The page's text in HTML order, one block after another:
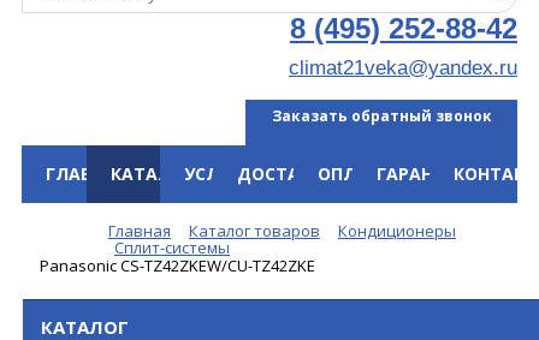
8 (495) 252-88-42
climat21veka@yandex.ru
Заказать обратный звонок
ГЛАВНАЯКАТАЛОГУСЛУГИДОСТАВКАОПЛАТАГАРАНТИЯ
Главная Каталог товаров Кондиционеры
Сплит-системы
Panasonic CS-TZ42ZKEW/CU-TZ42ZKE
КАТАЛОГ